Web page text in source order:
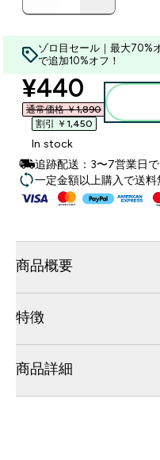
ゾロ目セール｜最大70%
で追加10%オフ！
discounted
¥440‎
通常価格 ￥1,890‎
割引 ￥1,450‎
In stock
追跡配送：3〜7営業日
一定金額以上購入で送料
商品概要
特徴
商品詳細